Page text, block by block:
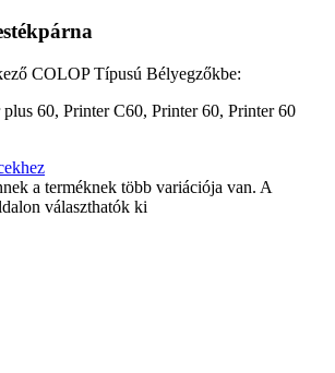
COLOP Típusú Bélyegzőkbe:
plus 60, Printer C60, Printer 60, Printer 60
a terméknek több variációja van. A
választhatók ki